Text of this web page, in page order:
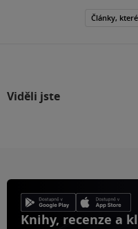
Články,
Viděli jste
Knihy, recenze a